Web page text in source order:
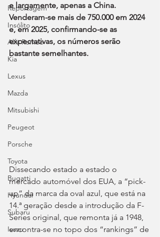
Reportagem
Insólito
Alfa Romeo
Kia
Lexus
Mazda
Mitsubishi
Peugeot
Porsche
Toyota
Bugatti
Hyundai
Subaru
Isuzu
e largamente, apenas a China.
Venderam-se mais de 750.000 em 2024
e, em 2025, confirmando-se as
expectativas, os números serão
bastante semelhantes.
Dissecando estado a estado o
mercado automóvel dos EUA, a “pick-
up” da marca da oval azul, que está na
14.ª geração desde a introdução da F-
Series original, que remonta já a 1948,
encontra-se no topo dos “rankings” de